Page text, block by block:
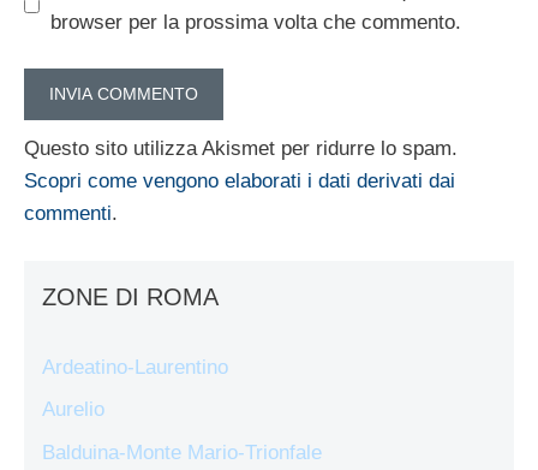
browser per la prossima volta che commento.
Questo sito utilizza Akismet per ridurre lo spam.
Scopri come vengono elaborati i dati derivati dai
commenti.
ZONE DI ROMA
Ardeatino-Laurentino
Aurelio
Balduina-Monte Mario-Trionfale